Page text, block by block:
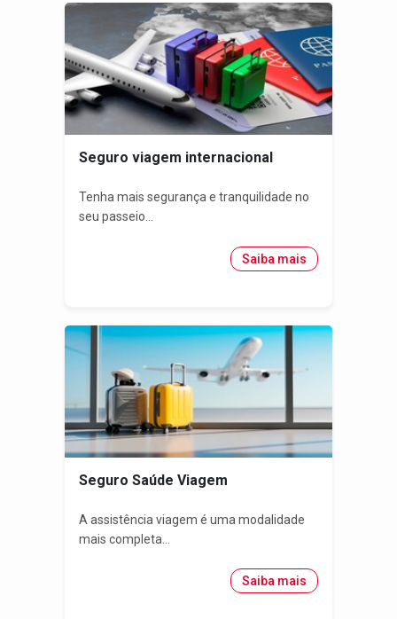
Seguro viagem internacional
Tenha mais segurança e tranquilidade no
seu passeio...
Saiba mais
Seguro Saúde Viagem
A assistência viagem é uma modalidade
mais completa...
Saiba mais